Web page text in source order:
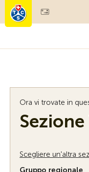
Societariato &
Ora vi trovate in
Scegliere un'altra
Gruppo regionale